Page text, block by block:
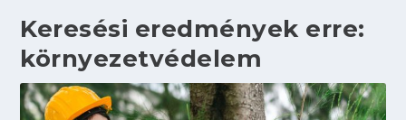
Keresési eredmények erre:
környezetvédelem